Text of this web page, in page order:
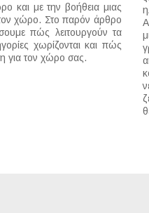
και με την βοήθεια μιας
χώρο. Στο παρόν άρθρο
πώς λειτουργούν τα
χωρίζονται και πώς
για τον χώρο σας.